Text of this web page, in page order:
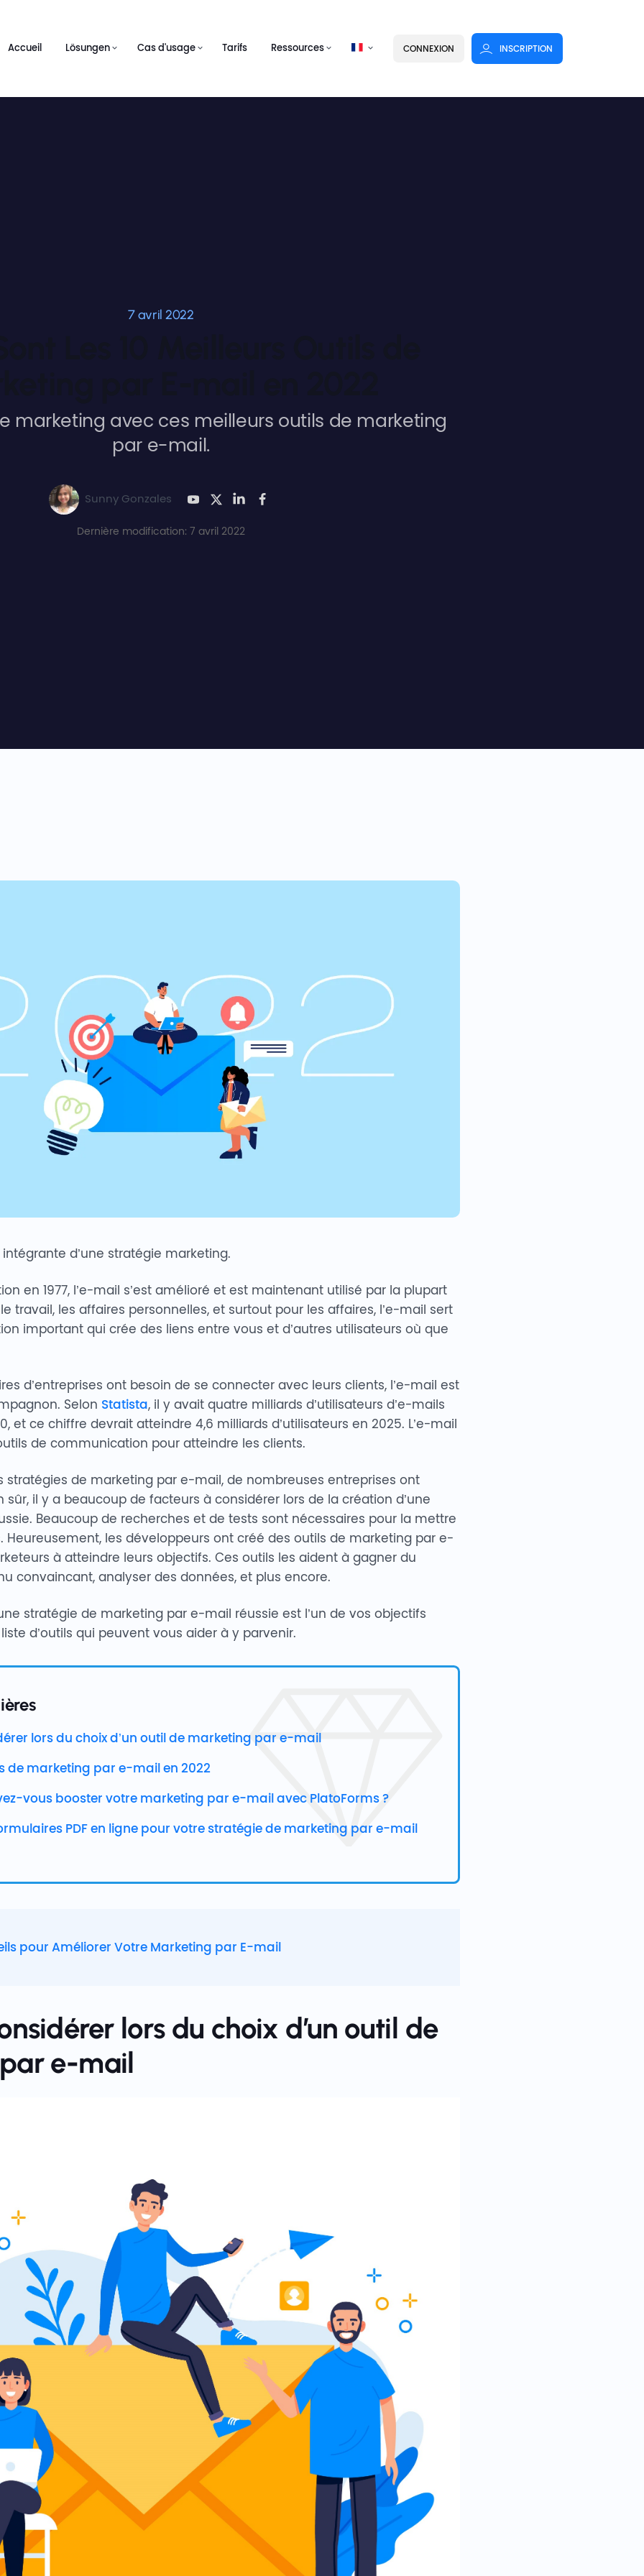
Accueil Lösungen Cas d'usage Tarifs Ressources CONNEXION INSCRIPTION
7 avril 2022
marketing avec ces meilleurs outils de marketing
par e-mail.
Sunny Gonzales
Dernière modification: 7 avril 2022
d’une stratégie marketing.
en 1977, l’e-mail s’est amélioré et est maintenant utilisé par la plupart
travail, les affaires personnelles, et surtout pour les affaires, l’e-mail sert
important qui crée des liens entre vous et d’autres utilisateurs où que
d’entreprises ont besoin de se connecter avec leurs clients, l’e-mail est
Selon Statista, il y avait quatre milliards d’utilisateurs d’e-mails
et ce chiffre devrait atteindre 4,6 milliards d’utilisateurs en 2025. L’e-mail
de communication pour atteindre les clients.
stratégies de marketing par e-mail, de nombreuses entreprises ont
il y a beaucoup de facteurs à considérer lors de la création d’une
Beaucoup de recherches et de tests sont nécessaires pour la mettre
les développeurs ont créé des outils de marketing par e-
à atteindre leurs objectifs. Ces outils les aident à gagner du
convaincant, analyser des données, et plus encore.
stratégie de marketing par e-mail réussie est l’un de vos objectifs
d’outils qui peuvent vous aider à y parvenir.
lors du choix d’un outil de marketing par e-mail
de marketing par e-mail en 2022
vous booster votre marketing par e-mail avec PlatoForms ?
PDF en ligne pour votre stratégie de marketing par e-mail
pour Améliorer Votre Marketing par E-mail
lors du choix d’un outil de
e-mail